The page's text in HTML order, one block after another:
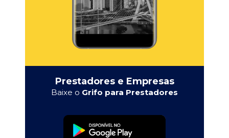
Prestadores e Empresas
Baixe o Grifo para Prestadores